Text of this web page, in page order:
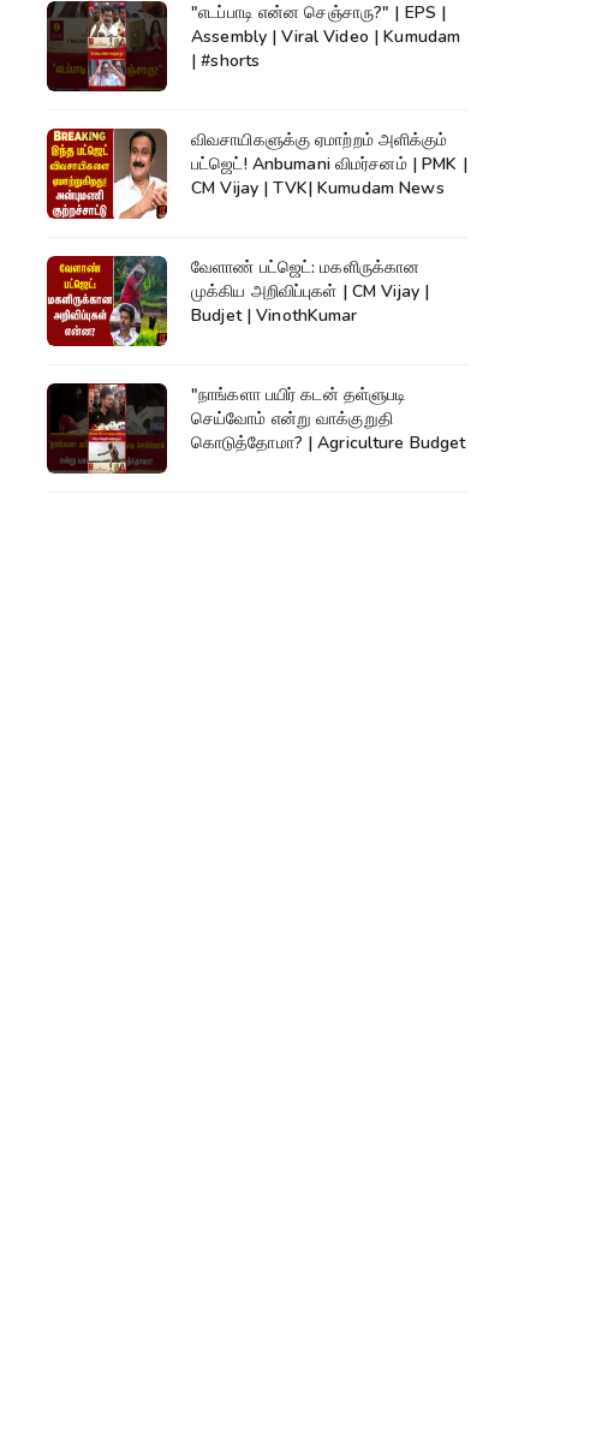
"எடப்பாடி என்ன செஞ்சாரு?" | EPS |
Assembly | Viral Video | Kumudam
| #shorts
விவசாயிகளுக்கு ஏமாற்றம் அளிக்கும்
பட்ஜெட்! Anbumani விமர்சனம் | PMK |
CM Vijay | TVK| Kumudam News
வேளாண் பட்ஜெட்: மகளிருக்கான
முக்கிய அறிவிப்புகள் | CM Vijay |
Budjet | VinothKumar
"நாங்களா பயிர் கடன் தள்ளுபடி
செய்வோம் என்று வாக்குறுதி
கொடுத்தோமா? | Agriculture Budget